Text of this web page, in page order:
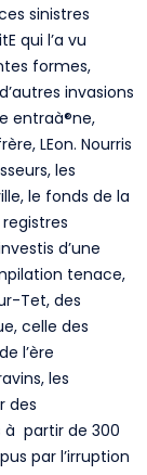
sinistres
qui l’a vu
formes,
invasions
entraà®ne,
LEon. Nourris
les
le fonds de la
d’une
tenace,
Tet, des
celle des
l’ère
les
des
à partir de 300
par l’irruption